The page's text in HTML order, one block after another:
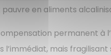
en aliments
permanent à
mais